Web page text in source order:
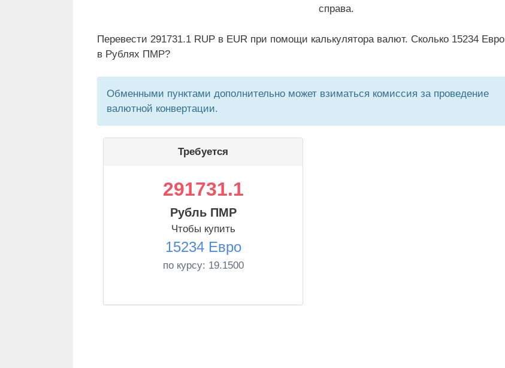
справа.
Перевести 291731.1 RUP в EUR при помощи калькулятора валют. Сколько 15234 Евро
в Рублях ПМР?
Обменными пунктами дополнительно может взиматься комиссия за проведение
валютной конвертации.
Требуется
291731.1
Рубль ПМР
Чтобы купить
15234 Евро
по курсу: 19.1500